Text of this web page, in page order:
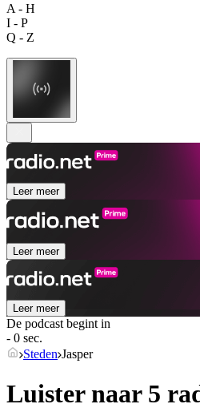
A - H
I - P
Q - Z
Leer meer
Leer meer
Leer meer
De podcast begint in
- 0 sec.
Steden Jasper
Luister naar 5